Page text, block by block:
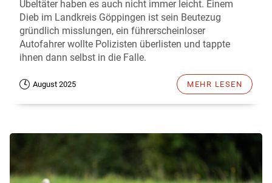
Übeltäter haben es auch nicht immer leicht. Einem
Dieb im Landkreis Göppingen ist sein Beutezug
gründlich misslungen, ein führerscheinloser
Autofahrer wollte Polizisten überlisten und tappte
ihnen dann selbst in die Falle.
August 2025 MEHR LESEN